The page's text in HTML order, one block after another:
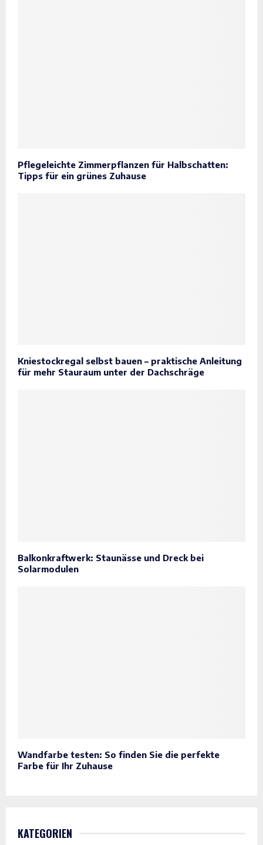
Pflegeleichte Zimmerpflanzen für Halbschatten:
Tipps für ein grünes Zuhause
Kniestockregal selbst bauen – praktische Anleitung
für mehr Stauraum unter der Dachschräge
Balkonkraftwerk: Staunässe und Dreck bei
Solarmodulen
Wandfarbe testen: So finden Sie die perfekte
Farbe für Ihr Zuhause
KATEGORIEN